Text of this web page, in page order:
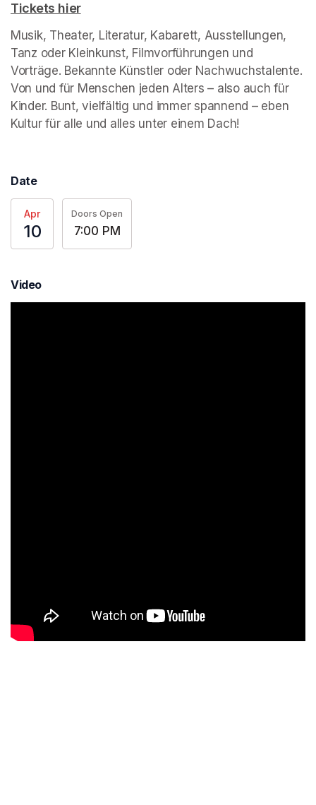
Tickets hier(opens in a new tab)
Musik, Theater, Literatur, Kabarett, Ausstellungen,
Tanz oder Kleinkunst, Filmvorführungen und
Vorträge. Bekannte Künstler oder Nachwuchstalente.
Von und für Menschen jeden Alters – also auch für
Kinder. Bunt, vielfältig und immer spannend – eben
Kultur für alle und alles unter einem Dach!
Date
Apr
10
Doors Open
7:00 PM
Video